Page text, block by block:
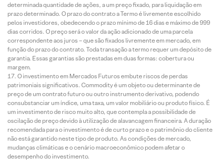
determinada quantidade de ações, a um preço fixado, para liquidação em
prazo determinado. O prazo do contrato a Termo é livremente escolhido
pelos investidores, obedecendo o prazo mínimo de 16 dias e máximo de 999
dias corridos. O preço será o valor da ação adicionado de uma parcela
correspondente aos juros – que são fixados livremente em mercado, em
função do prazo do contrato. Toda transação a termo requer um depósito de
garantia. Essas garantias são prestadas em duas formas: cobertura ou
margem.
O investimento em Mercados Futuros embute riscos de perdas
patrimoniais significativos. Commodity é um objeto ou determinante de
preço de um contrato futuro ou outro instrumento derivativo, podendo
consubstanciar um índice, uma taxa, um valor mobiliário ou produto físico. É
um investimento de risco muito alto, que contempla a possibilidade de
oscilação de preço devido à utilização de alavancagem financeira. A duração
recomendada para o investimento é de curto prazo e o patrimônio do cliente
não está garantido neste tipo de produto. As condições de mercado,
mudanças climáticas e o cenário macroeconômico podem afetar o
desempenho do investimento.